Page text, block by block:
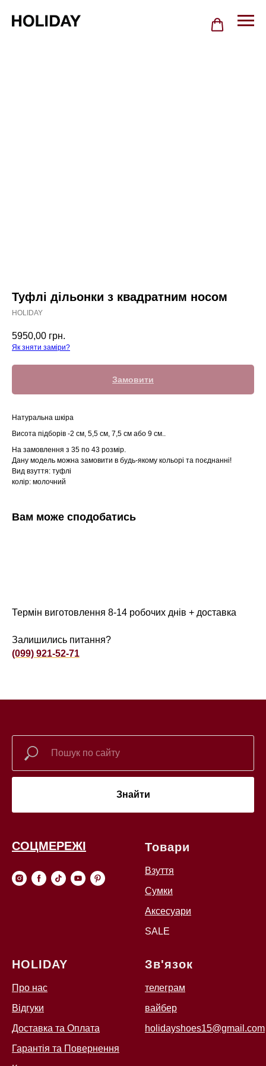
Туфлі дільонки з квадратним носом
HOLIDAY
5950,00 грн.
Як зняти заміри?
Замовити
Натуральна шкіра
Висота підборів -2 см, 5,5 см, 7,5 см або 9 см..
На замовлення з 35 по 43 розмір.
Дану модель можна замовити в будь-якому кольорі та поєднанні!
Вид взуття: туфлі
колір: молочний
Вам може сподобатись
Термін виготовлення 8-14 робочих днів + доставка
Залишились питання?
(099) 921-52-71
Знайти
СОЦМЕРЕЖІ Товари
Взуття
Сумки
Аксесуари
SALE
HOLIDAY
Про нас
Відгуки
Доставка та Оплата
Гарантія та Повернення
Зв'язок
телеграм
вайбер
holidayshoes15@gmail.com